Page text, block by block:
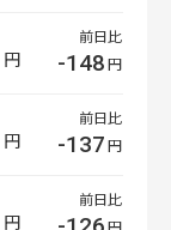
円
前日比
-148円
円
前日比
-137円
円
前日比
円